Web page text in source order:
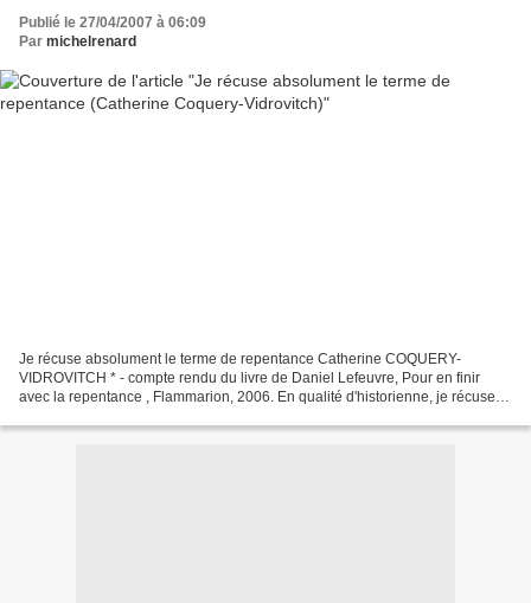
Publié le 27/04/2007 à 06:09
Par michelrenard
Je récuse absolument le terme de repentance Catherine COQUERY-
VIDROVITCH * - compte rendu du livre de Daniel Lefeuvre, Pour en finir
avec la repentance , Flammarion, 2006. En qualité d'historienne, je récuse